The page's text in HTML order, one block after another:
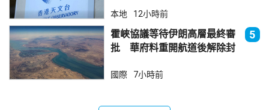
本地 12小時前
霍峽協議等待伊朗高層最終審
批 華府料重開航道後解除封
5
國際 7小時前